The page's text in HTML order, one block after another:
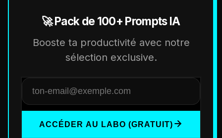
🚀 Pack de 100+ Prompts IA
Booste ta productivité avec notre
sélection exclusive.
ACCÉDER AU LABO (GRATUIT)